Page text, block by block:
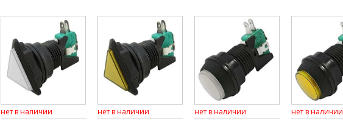
нет в наличии
нет в наличии
нет в наличии
нет в наличии